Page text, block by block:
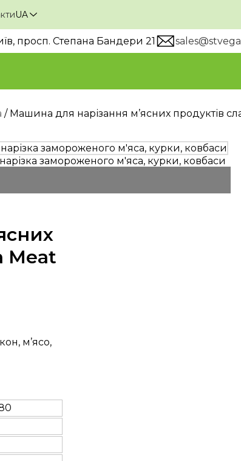
UA
просп. Степана Бандери 21
/ Машина для нарізання м’ясних продуктів
Meat
м’ясо,